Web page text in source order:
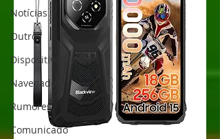
Notícias
Outros
Dispositivos Móveis
Navegador
Rumores
Comunicado